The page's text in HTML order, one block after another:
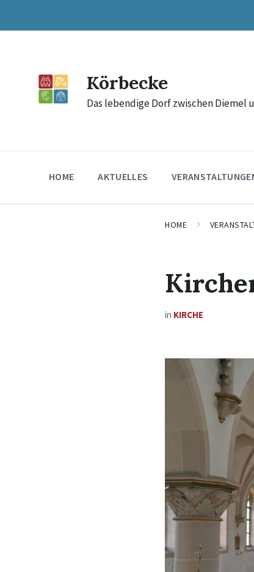
content
main
footer
Körbecke
Das lebendige Dorf zwischen Diemel
HOME AKTUELLES
HOME
in KIRCHE